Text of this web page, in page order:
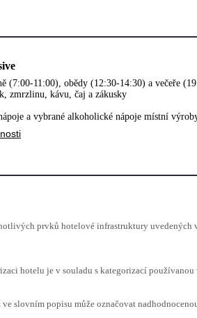
(7:00-11:00), obědy (12:30-14:30) a večeře
zmrzlinu, kávu, čaj a zákusky
a vybrané alkoholické nápoje místní
prvků hotelové infrastruktury uvedených
hotelu je v souladu s kategorizací
slovním popisu může označovat